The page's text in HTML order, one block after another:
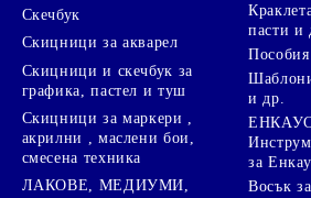
Скечбук
Скицници за акварел
Скицници и скечбук за
графика, пастел и туш
Скицници за маркери ,
акрилни , маслени бои,
смесена техника
ЛАКОВЕ, МЕДИУМИ,
пасти и
и др.
за
Восък